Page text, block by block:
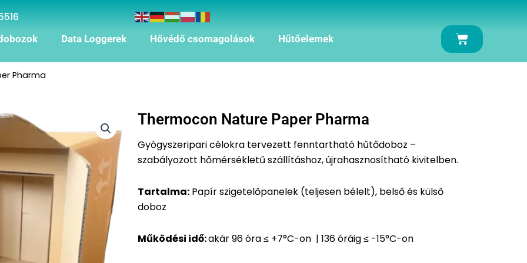
Data Loggerek Hővédő csomagolások Hűtőelemek Kosár
Pharma
Thermocon Nature Paper Pharma
Gyógyszeripari célokra tervezett fenntartható hűtődoboz –
szabályozott hőmérsékletű szállításhoz, újrahasznosítható kivitelben.
Tartalma: Papír szigetelőpanelek (teljesen bélelt), belső és külső
doboz
Működési idő:akár 96 óra ≤ +7°C-on | 136 óráig ≤ -15°C-on